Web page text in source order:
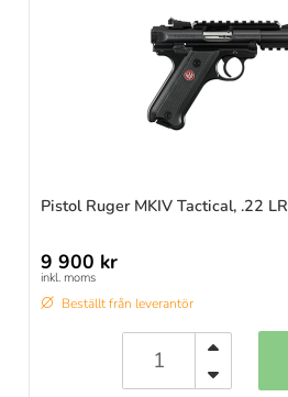
Pistol Ruger MKIV Tactical, .22 LR
9 900 kr
inkl. moms
Beställt från leverantör